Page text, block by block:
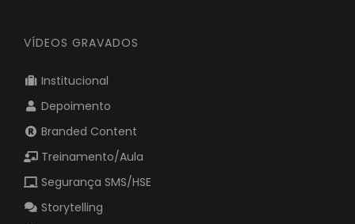
VÍDEOS GRAVADOS
Institucional
Depoimento
Branded Content
Treinamento/Aula
Segurança SMS/HSE
Storytelling